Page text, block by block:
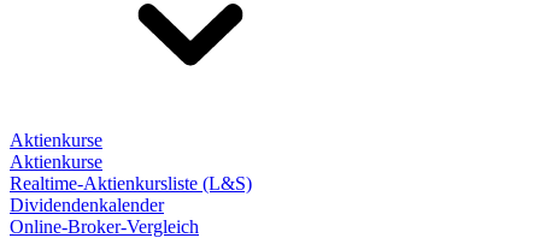
Aktienkurse
Aktienkurse
Realtime-Aktienkursliste (L&S)
Dividendenkalender
Online-Broker-Vergleich